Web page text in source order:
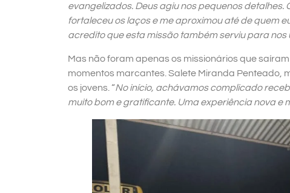
evangelizados. Deus agiu nos pequenos
fortaleceu os laços e me aproximou até de quem
acredito que esta missão também serviu para nos
Mas não foram apenas os missionários que
momentos marcantes. Salete Miranda Penteado,
os jovens. “No início, achávamos complicado
muito bom e gratificante. Uma experiência nova e